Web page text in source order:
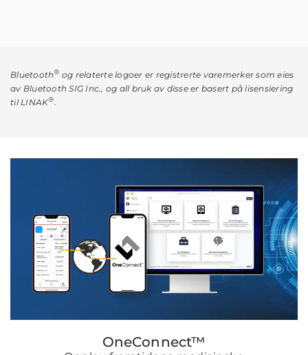
Bluetooth® og relaterte logoer er registrerte varemerker som eies
av Bluetooth SIG Inc., og all bruk av disse er basert på lisensiering
til LINAK®.
OneConnect™